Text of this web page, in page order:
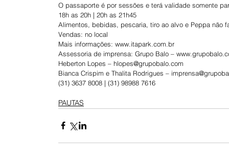
O passaporte é por sessões e terá validade somente
18h as 20h | 20h as 21h45
Alimentos, bebidas, pescaria, tiro ao alvo e Peppa não
Vendas: no local
Mais informações: www.itapark.com.br
Assessoria de imprensa: Grupo Balo –
Heberton Lopes – hlopes@grupobalo.com
Bianca Crispim e Thalita Rodrigues –
(31) 3637 8008 | (31) 98988 7616
PAUTAS